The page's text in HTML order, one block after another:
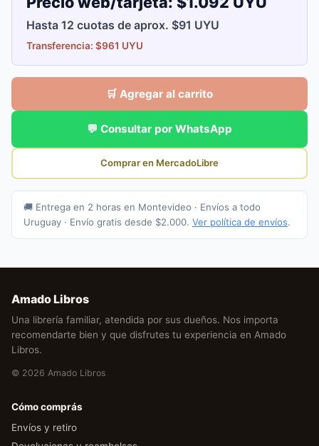
Hasta 12 cuotas de aprox. $91 UYU
Transferencia: $961 UYU
🛒 Agregar al carrito
💬 Consultar por WhatsApp
Comprar en MercadoLibre
🚚 Entrega en 2 horas en Montevideo · Envíos a todo
Uruguay · Envío gratis desde $2.000. Ver política de envíos.
Amado Libros
Una librería familiar, atendida por sus dueños. Nos importa
recomendarte bien y que disfrutes tu experiencia en Amado
Libros.
© 2026 Amado Libros
Cómo comprás
Envíos y retiro